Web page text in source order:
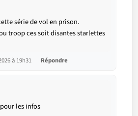
série de vol en prison.
troop ces soit disantes starlettes
à 19h31 Répondre
les infos